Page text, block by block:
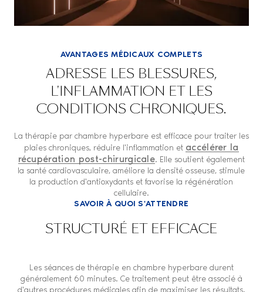
AVANTAGES MÉDICAUX COMPLETS
ADRESSE LES BLESSURES,
L'INFLAMMATION ET LES
CONDITIONS CHRONIQUES.
La thérapie par chambre hyperbare est efficace pour traiter les
plaies chroniques, réduire l'inflammation et accélérer la
récupération post-chirurgicale. Elle soutient également
la santé cardiovasculaire, améliore la densité osseuse, stimule
la production d'antioxydants et favorise la régénération
cellulaire.
SAVOIR À QUOI S'ATTENDRE
STRUCTURÉ ET EFFICACE
Les séances de thérapie en chambre hyperbare durent
généralement 60 minutes. Ce traitement peut être associé à
d'autres procédures médicales afin de maximiser les résultats.